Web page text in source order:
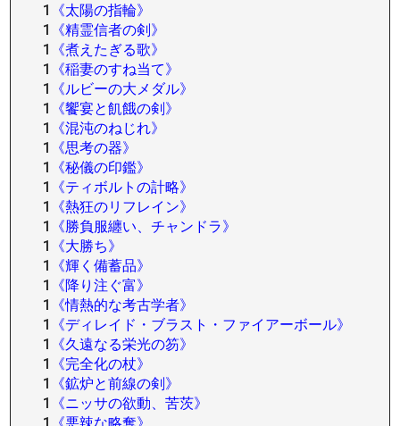
1
《太陽の指輪》
1
《精霊信者の剣》
1
《煮えたぎる歌》
1
《稲妻のすね当て》
1
《ルビーの大メダル》
1
《饗宴と飢餓の剣》
1
《混沌のねじれ》
1
《思考の器》
1
《秘儀の印鑑》
1
《ティボルトの計略》
1
《熱狂のリフレイン》
1
《勝負服纏い、チャンドラ》
1
《大勝ち》
1
《輝く備蓄品》
1
《降り注ぐ富》
1
《情熱的な考古学者》
1
《ディレイド・ブラスト・ファイアーボール》
1
《久遠なる栄光の笏》
1
《完全化の杖》
1
《鉱炉と前線の剣》
1
《ニッサの欲動、苦茨》